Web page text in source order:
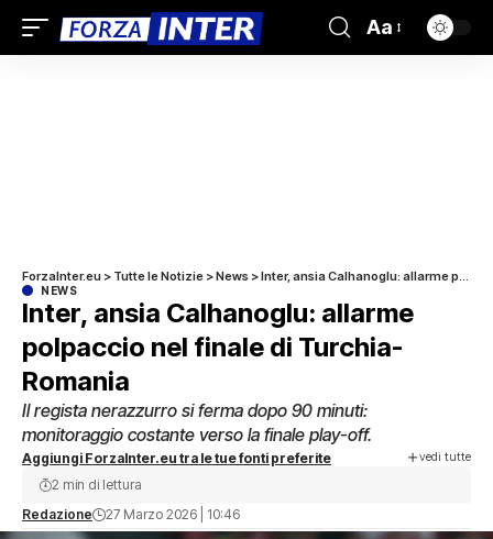
Aa
ForzaInter.eu > Tutte le Notizie >News >Inter, ansia Calhanoglu: allarme polpaccio nel finale di Turchia-Romania
NEWS
Inter, ansia Calhanoglu: allarme
polpaccio nel finale di Turchia-
Romania
Il regista nerazzurro si ferma dopo 90 minuti:
monitoraggio costante verso la finale play-off.
Aggiungi ForzaInter.eu tra le tue fonti preferite vedi tutte
Redazione 27 Marzo 2026 | 10:46
2 min di lettura